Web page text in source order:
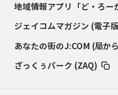
ダイナボアーズ、“逆輸入SO”三宅駿
2026年3月5日(木)更新
地域情報アプリ「ど・ろー
ジェイコムマガジン (電子
あなたの街のJ:COM (局か
ざっくぅパーク (ZAQ)